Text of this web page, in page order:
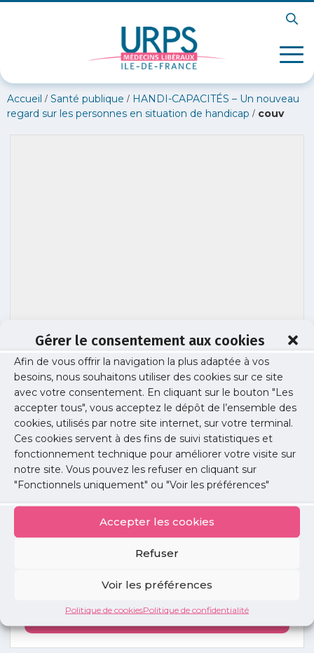
Gérer le consentement aux cookies
Afin de vous offrir la navigation la plus adaptée à vos
besoins, nous souhaitons utiliser des cookies sur ce site
avec votre consentement. En cliquant sur le bouton "Les
accepter tous", vous acceptez le dépôt de l’ensemble des
cookies, utilisés par notre site internet, sur votre terminal.
Ces cookies servent à des fins de suivi statistiques et
fonctionnement technique pour améliorer votre visite sur
notre site. Vous pouvez les refuser en cliquant sur
"Fonctionnels uniquement" ou "Voir les préférences"
Accepter les cookies
Refuser
Voir les préférences
Politique de cookiesPolitique de confidentialité
Accueil / Santé publique / HANDI-CAPACITÉS – Un nouveau
regard sur les personnes en situation de handicap / couv
couv
Publié le : 22 octobre 2025
Partager cet article :
annonces